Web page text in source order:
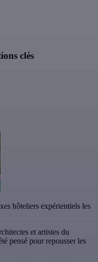
clés
hôteliers expérientiels les
et artistes du
pensé pour repousser les